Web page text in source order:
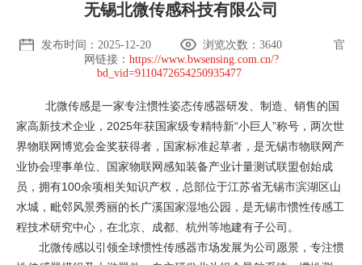
无锡北微传感科技有限公司
发布时间：2025-12-20 浏览次数： 3640
官
网链接： https://www.bwsensing.com.cn/?
bd_vid=9110472654250935477
北微传感是一家专注惯性姿态传感器研发、制造、销售的国
家高新技术企业，2025年获国家级专精特新“小巨人”称号，两次世
界物联网博览会金奖获得者，国家标准起草者，是无锡市物联网产
业协会理事单位、国家物联网感知装备产业计量测试联盟创始成
员，拥有100余项相关知识产权，总部位于江苏省无锡市滨湖区山
水城，毗邻风景秀丽的长广溪国家湿地公园，是无锡市惯性传感工
程技术研究中心，在北京、成都、杭州等地建有子公司。
北微传感以引领全球惯性传感器市场发展为公司愿景，专注惯